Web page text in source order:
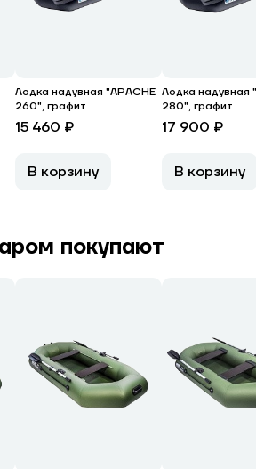
Лодка надувная "APACHE
260", графит
15 460 ₽
В корзину
Лодка надувная
280", графит
17 900 ₽
В корзину
покупают